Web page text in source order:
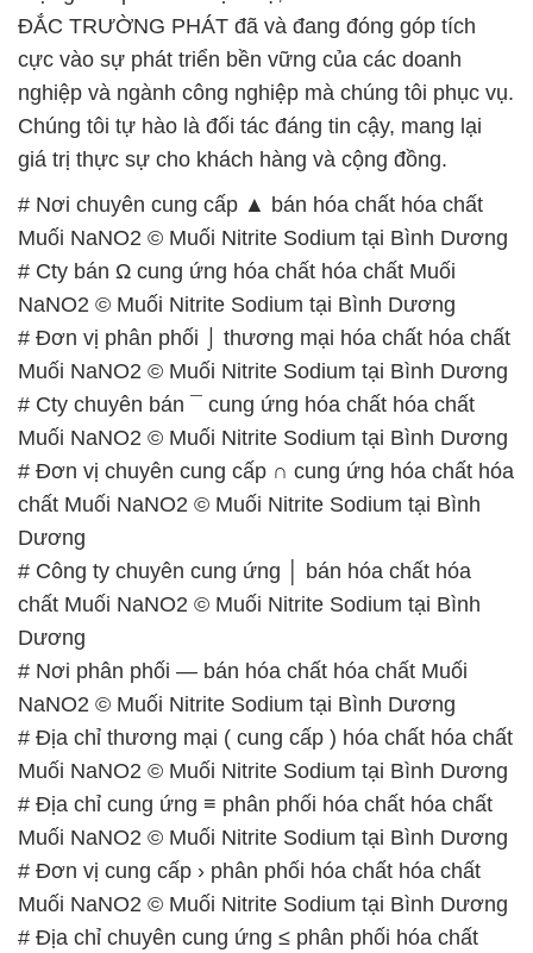
giá trị thực sự cho khách hàng và cộng đồng.
# Nơi chuyên cung cấp ▲ bán hóa chất hóa chất
Muối NaNO2 © Muối Nitrite Sodium tại Bình Dương
# Cty bán Ω cung ứng hóa chất hóa chất Muối
NaNO2 © Muối Nitrite Sodium tại Bình Dương
# Đơn vị phân phối ⌡ thương mại hóa chất hóa chất
Muối NaNO2 © Muối Nitrite Sodium tại Bình Dương
# Cty chuyên bán ¯ cung ứng hóa chất hóa chất
Muối NaNO2 © Muối Nitrite Sodium tại Bình Dương
# Đơn vị chuyên cung cấp ∩ cung ứng hóa chất hóa
chất Muối NaNO2 © Muối Nitrite Sodium tại Bình
Dương
# Công ty chuyên cung ứng │ bán hóa chất hóa
chất Muối NaNO2 © Muối Nitrite Sodium tại Bình
Dương
# Nơi phân phối — bán hóa chất hóa chất Muối
NaNO2 © Muối Nitrite Sodium tại Bình Dương
# Địa chỉ thương mại ( cung cấp ) hóa chất hóa chất
Muối NaNO2 © Muối Nitrite Sodium tại Bình Dương
# Địa chỉ cung ứng ≡ phân phối hóa chất hóa chất
Muối NaNO2 © Muối Nitrite Sodium tại Bình Dương
# Đơn vị cung cấp › phân phối hóa chất hóa chất
Muối NaNO2 © Muối Nitrite Sodium tại Bình Dương
# Địa chỉ chuyên cung ứng ≤ phân phối hóa chất
hóa chất Muối NaNO2 © Muối Nitrite Sodium tại
Bình Dương
📞PHÒNG KINH DOANH – CÔNG TY HÓA CHẤT